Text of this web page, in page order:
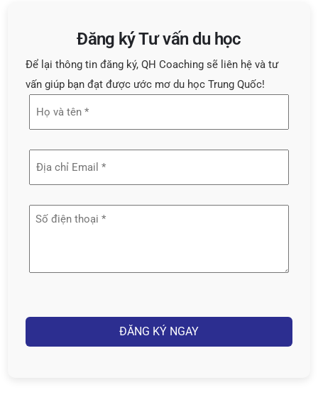
Đăng ký Tư vấn du học
Để lại thông tin đăng ký, QH Coaching sẽ liên hệ và tư
vấn giúp bạn đạt được ước mơ du học Trung Quốc!
tên
(Required)
email
(Required)
Số